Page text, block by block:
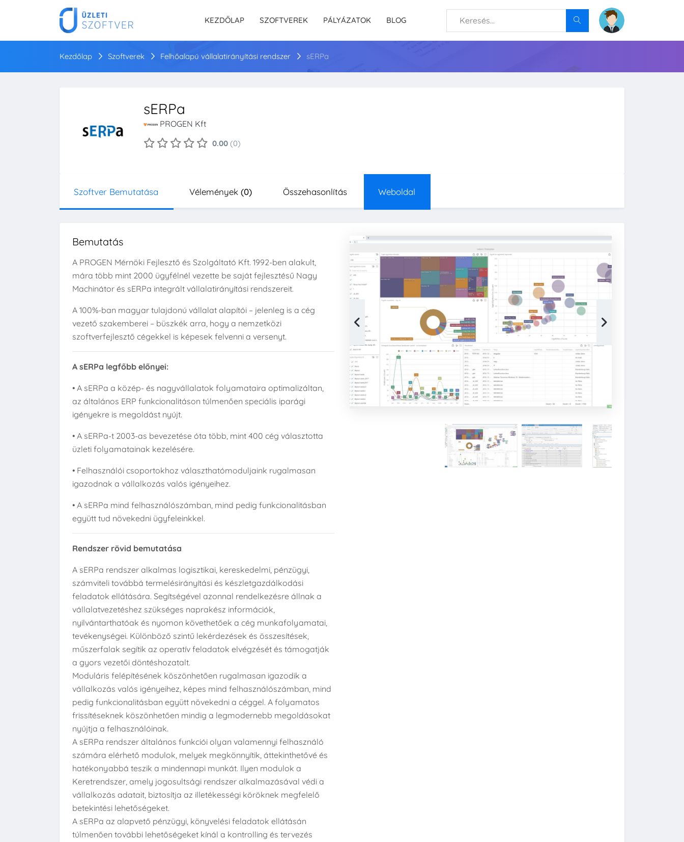
KEZDŐLAP SZOFTVEREK PÁLYÁZATOK BLOG
Kezdőlap Szoftverek Felhőalapú vállalatirányítási rendszer sERPa
sERPa
PROGEN Kft
0.00 (0)
Szoftver Bemutatása Vélemények (0) Összehasonlítás Weboldal
Bemutatás
A PROGEN Mérnöki Fejlesztő és Szolgáltató Kft. 1992-ben alakult,
mára több mint 2000 ügyfélnél vezette be saját fejlesztésű Nagy
Machinátor és sERPa integrált vállalatirányítási rendszereit.
A 100%-ban magyar tulajdonú vállalat alapítói – jelenleg is a cég
vezető szakemberei – büszkék arra, hogy a nemzetközi
szoftverfejlesztő cégekkel is képesek felvenni a versenyt.
A sERPa legfőbb előnyei:
• A sERPa a közép- és nagyvállalatok folyamataira optimalizáltan,
az általános ERP funkcionalitáson túlmenően speciális iparági
igényekre is megoldást nyújt.
• A sERPa-t 2003-as bevezetése óta több, mint 400 cég választotta
üzleti folyamatainak kezelésére.
• Felhasználói csoportokhoz választhatómoduljaink rugalmasan
igazodnak a vállalkozás valós igényeihez.
• A sERPa mind felhasználószámban, mind pedig funkcionalitásban
együtt tud növekedni ügyfeleinkkel.
Rendszer rövid bemutatása
A sERPa rendszer alkalmas logisztikai, kereskedelmi, pénzügyi,
számviteli továbbá termelésirányítási és készletgazdálkodási
feladatok ellátására. Segítségével azonnal rendelkezésre állnak a
vállalatvezetéshez szükséges naprakész információk,
nyilvántarthatóak és nyomon követhetőek a cég munkafolyamatai,
tevékenységei. Különböző szintű lekérdezések és összesítések,
műszerfalak segítik az operatív feladatok elvégzését és támogatják
a gyors vezetői döntéshozatalt.
Moduláris felépítésének köszönhetően rugalmasan igazodik a
vállalkozás valós igényeihez, képes mind felhasználószámban, mind
pedig funkcionalitásban együtt növekedni a céggel. A folyamatos
frissítéseknek köszönhetően mindig a legmodernebb megoldásokat
nyújtja a felhasználóinak.
A sERPa rendszer általános funkciói olyan valamennyi felhasználó
számára elérhető modulok, melyek megkönnyítik, áttekinthetővé és
hatékonyabbá teszik a mindennapi munkát. Ilyen modulok a
Keretrendszer, amely jogosultsági rendszer alkalmazásával védi a
vállalkozás adatait, biztosítja az illetékességi köröknek megfelelő
betekintési lehetőségeket.
A sERPa az alapvető pénzügyi, könyvelési feladatok ellátásán
túlmenően további lehetőségeket kínál a kontrolling és tervezés